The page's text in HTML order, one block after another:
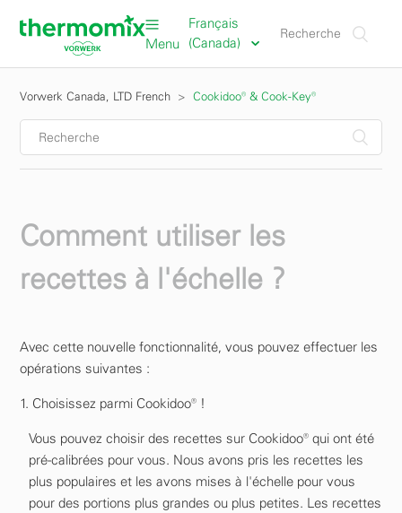
Menu
Français
(Canada)
Vorwerk Canada, LTD French Cookidoo® & Cook-Key®
Comment utiliser les
recettes à l'échelle ?
Avec cette nouvelle fonctionnalité, vous pouvez effectuer les
opérations suivantes :
1. Choisissez parmi Cookidoo® !
Vous pouvez choisir des recettes sur Cookidoo® qui ont été
pré-calibrées pour vous. Nous avons pris les recettes les
plus populaires et les avons mises à l'échelle pour vous
pour des portions plus grandes ou plus petites. Les recettes